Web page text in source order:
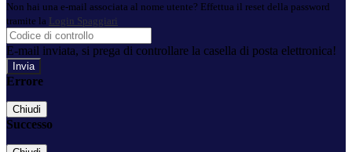
Non hai una e-mail associata al nome utente? Effettua il reset della password
tramite la Login Spaggiari
E-mail inviata, si prega di controllare la casella di posta elettronica!
Errore
Chiudi
Successo